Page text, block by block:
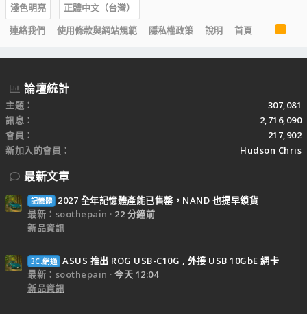
淺色明亮
正體中文（台灣）
連絡我們
使用條款與網站規範 隱私權政策 說明 首頁
R
S
S
論壇統計
主題
307,081
訊息
2,716,090
會員
217,902
新加入的會員
Hudson Chris
最新文章
記憶體
2027 全年記憶體產能已售罄，NAND 也提早鎖貨
最新：soothepain
22 分鐘前
新品資訊
3C.網通 ASUS 推出 ROG USB-C10G , 外接 USB 10GbE 網卡
最新：soothepain
今天 12:04
新品資訊